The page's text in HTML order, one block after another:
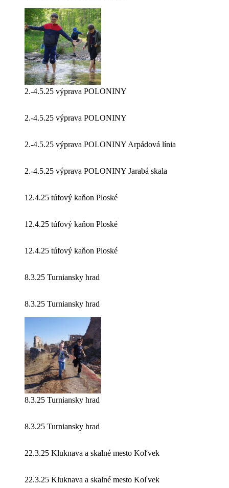
2.-4.5.25 výprava POLONINY
2.-4.5.25 výprava POLONINY
2.-4.5.25 výprava POLONINY Arpádová línia
2.-4.5.25 výprava POLONINY Jarabá skala
12.4.25 túfový kaňon Ploské
12.4.25 túfový kaňon Ploské
12.4.25 túfový kaňon Ploské
8.3.25 Turniansky hrad
8.3.25 Turniansky hrad
8.3.25 Turniansky hrad
8.3.25 Turniansky hrad
22.3.25 Kluknava a skalné mesto Koľvek
22.3.25 Kluknava a skalné mesto Koľvek